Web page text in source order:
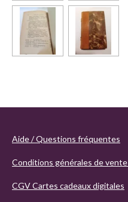
Aide / Questions fréquentes
Conditions générales de vente
CGV Cartes cadeaux digitales